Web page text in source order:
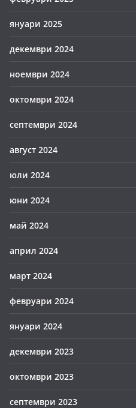
януари 2025
декември 2024
ноември 2024
октомври 2024
септември 2024
август 2024
юли 2024
юни 2024
май 2024
април 2024
март 2024
февруари 2024
януари 2024
декември 2023
октомври 2023
септември 2023